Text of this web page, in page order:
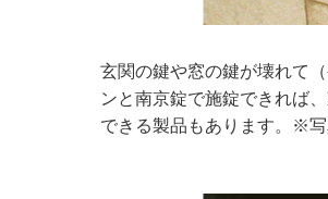
玄関の鍵や窓の鍵が壊れて
ンと南京錠で施錠できれば
できる製品もあります。※写